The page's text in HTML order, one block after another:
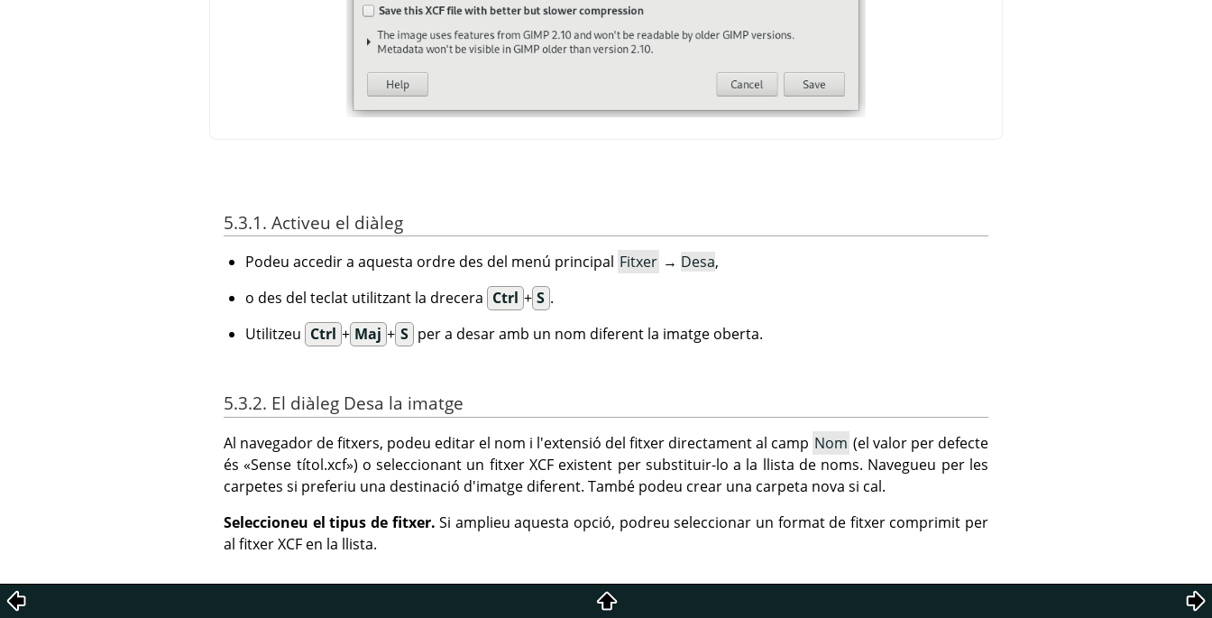
5.3.1. Activeu el diàleg
Podeu accedir a aquesta ordre des del menú principal Fitxer → Desa,
o des del teclat utilitzant la drecera Ctrl + S .
Utilitzeu Ctrl + Maj + S per a desar amb un nom diferent la imatge oberta.
5.3.2. El diàleg Desa la imatge
Al navegador de fitxers, podeu editar el nom i l'extensió del fitxer directament al camp Nom (el valor per defecte
és«Sense títol.xcf») o seleccionant un fitxer XCF existent per substituir-lo a la llista de noms. Navegueu per les
carpetes si preferiu una destinació d'imatge diferent. També podeu crear una carpeta nova si cal.
Seleccioneu el tipus de fitxer.Si amplieu aquesta opció, podreu seleccionar un format de fitxer comprimit per
al fitxer XCF en la llista.